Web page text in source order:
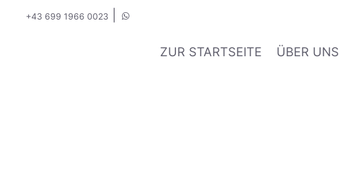
+43 699 1966 0023
ZUR STARTSEITE ÜBER UNS